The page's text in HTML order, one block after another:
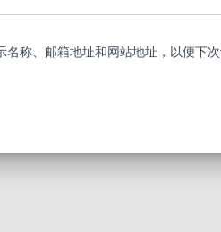
名称、邮箱地址和网站地址，以便下